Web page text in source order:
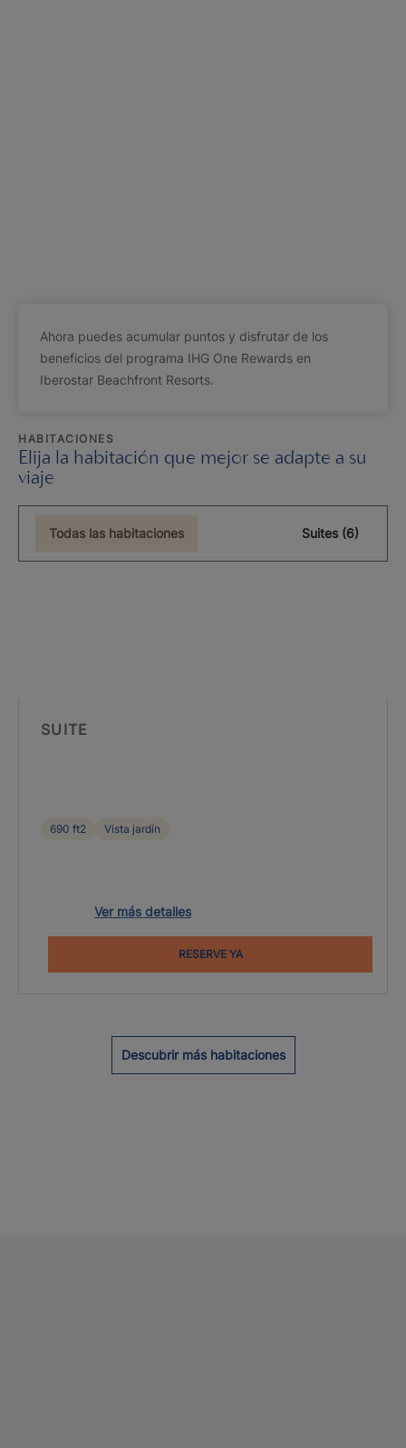
Ahora puedes acumular puntos y disfrutar de los
beneficios del programa IHG One Rewards en
Iberostar Beachfront Resorts.
HABITACIONES
Elija la habitación que mejor se adapte a su
viaje
Todas las habitaciones Suites (6)
SUITE
690 ft2 Vista jardín
Ver más detalles
RESERVE YA
Descubrir más habitaciones